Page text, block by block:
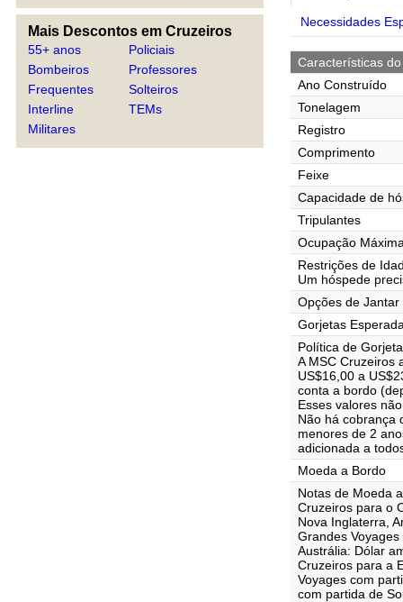
Mais Descontos em Cruzeiros
55+ anos
Bombeiros
Frequentes
Interline
Militares
Policiais
Professores
Solteiros
TEMs
Necessidades
Características
Ano Construído
Tonelagem
Registro
Comprimento
Feixe
Capacidade de
Tripulantes
Ocupação
Restrições de
Um hóspede
Opções de Jantar
Gorjetas
Política de
A MSC Cruzeiros
US$16,00 a
conta a bordo
Esses valores
Não há cobrança
menores de 2
adicionada a
Moeda a Bordo
Notas de Moeda
Cruzeiros para o
Nova Inglaterra,
Grandes
Austrália: Dólar
Cruzeiros para a
Voyages com
com partida de